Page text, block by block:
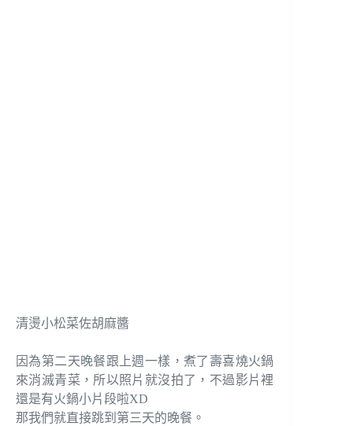
清燙小松菜佐胡麻醬
因為第二天晚餐跟上週一樣，煮了壽喜燒火鍋
來消滅青菜，所以照片就沒拍了，不過影片裡
還是有火鍋小片段啦XD
那我們就直接跳到第三天的晚餐。